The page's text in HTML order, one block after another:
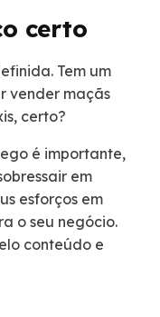
certo
Tem um
vender maçãs
, certo?
é importante,
em
esforços em
o seu negócio.
conteúdo e